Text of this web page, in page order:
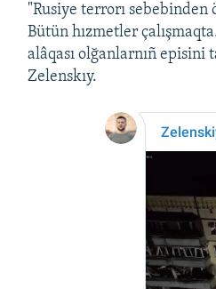
"Rusiye terrorı sebebinden
Bütün hızmetler
alâqası olğanlarnıñ
Zelenskıy.